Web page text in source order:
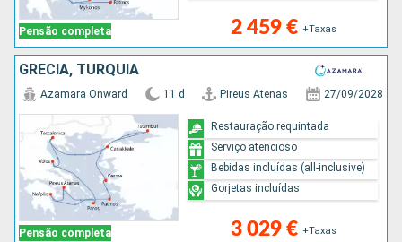
Pensão completa 2 459 € +Taxas
GRÉCIA, TURQUIA
Pensão completa
Azamara Onward 11 d Pireus Atenas 27/09/2028
3 029 € +Taxas
Restauração requintada
Serviço atencioso
Bebidas incluídas (all-inclusive)
Gorjetas incluídas